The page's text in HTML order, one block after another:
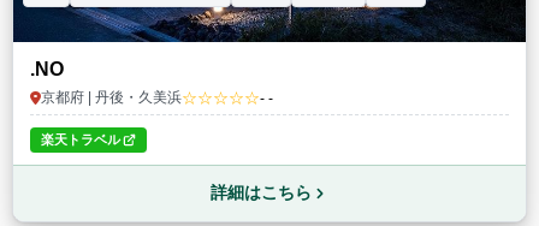
.NO
京都府 | 丹後・久美浜☆☆☆☆☆- -
楽天トラベル
詳細はこちら